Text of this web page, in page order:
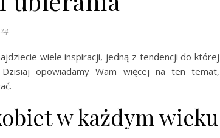
wiele inspiracji, jedną z tendencji do której
Dzisiaj opowiadamy Wam więcej na ten temat,
w każdym wieku